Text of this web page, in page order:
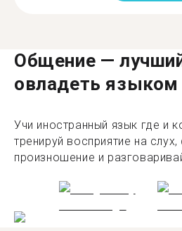
Общение —
овладеть языком
Учи иностранный язык где и
тренируй восприятие на
произношение и